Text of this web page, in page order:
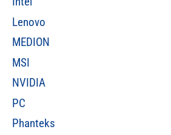
Lenovo
MEDION
MSI
NVIDIA
PC
Phanteks